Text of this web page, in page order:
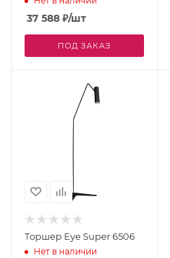
37 588 ₽/шт
ПОД ЗАКАЗ
Торшер Eye Super 6506
Нет в наличии